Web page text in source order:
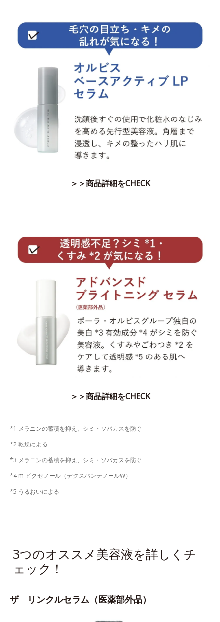
＞＞商品詳細をCHECK
＞＞商品詳細をCHECK
*1 メラニンの蓄積を抑え、シミ・ソバカスを防ぐ
*2 乾燥による
*3 メラニンの蓄積を抑え、シミ・ソバカスを防ぐ
*4 m-ピクセノール（デクスパンテノールW）
*5 うるおいによる
3つのオススメ美容液を詳しくチ
ェック！
ザ リンクルセラム（医薬部外品）